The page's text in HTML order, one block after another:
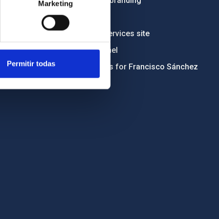
Marketing
Permitir todas
RSS
Electronic services site
Ethics channel
Condolences for Francisco Sánchez